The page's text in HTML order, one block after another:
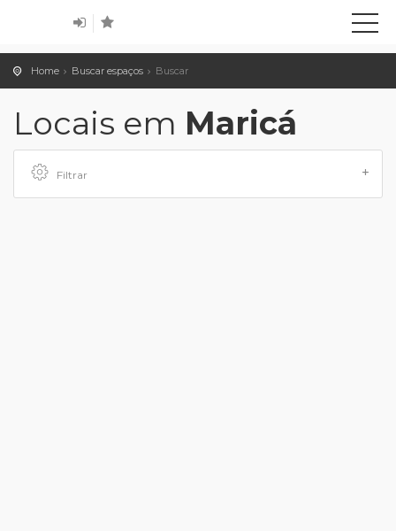
Home Buscar espaços Buscar
Locais em Maricá
Filtrar